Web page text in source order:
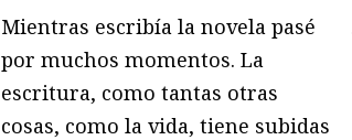
Mientras escribía la novela pasé
por muchos momentos. La
escritura, como tantas otras
cosas, como la vida, tiene subidas